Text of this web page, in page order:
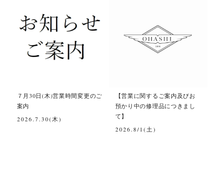
７月30日(木)営業時間変更のご
案内
2026.7.30(木)
【営業に関するご案内及びお
預かり中の修理品につきまし
て】
2026.8/1(土)